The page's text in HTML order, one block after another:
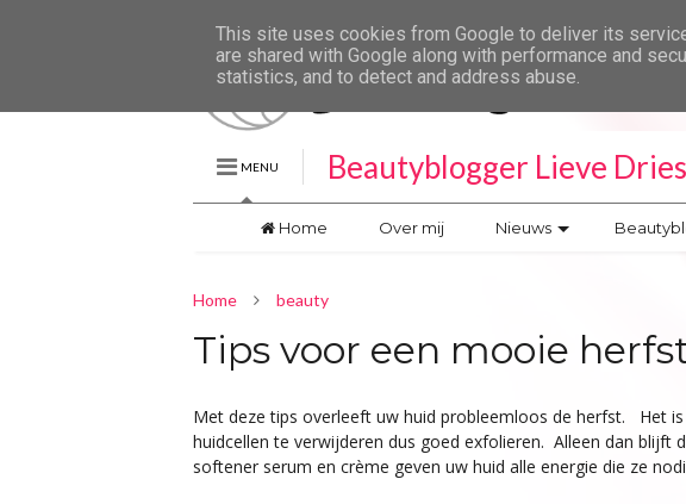
MENU Beautyblogger Lieve
Home Over mij Nieuws
Home beauty
Tips voor een mooie
Met deze tips overleeft uw huid probleemloos de herfst. Het
huidcellen te verwijderen dus goed exfolieren. Alleen dan blijft
softener serum en crème geven uw huid alle energie die ze
This site uses cookies from Google to deliver its
are shared with Google along with performance and
statistics, and to detect and address abuse.